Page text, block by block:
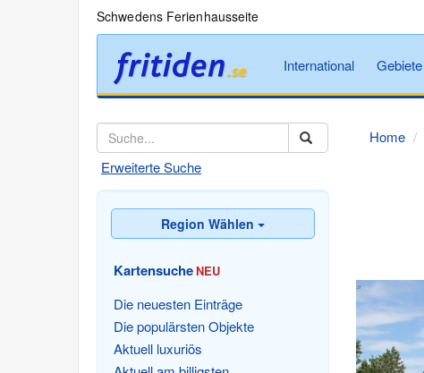
Schwedens Ferienhausseite
International Gebiete
Erweiterte Suche
Region Wählen
KartensucheNEU
Die neuesten Einträge
Die populärsten Objekte
Aktuell luxuriös
Home